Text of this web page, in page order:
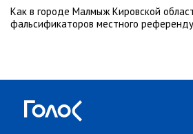
Как в городе Малмыж Кировской
фальсификаторов местного